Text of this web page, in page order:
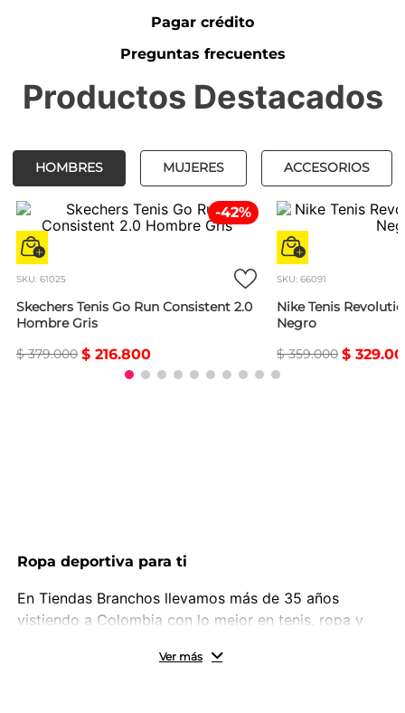
Pagar crédito
Preguntas frecuentes
Productos Destacados
HOMBRES MUJERES ACCESORIOS
-42%
SKU: 61025
Skechers Tenis Go Run Consistent 2.0
Hombre Gris
$ 379.000 $ 216.800
SKU: 66091
Nike Tenis
Negro
$ 359.000 $ 329.
Ropa deportiva para ti
En Tiendas Branchos llevamos más de 35 años
vistiendo a Colombia con lo mejor en tenis, ropa y
marcas, modelos y referencias. Podrás estrenar
Ver más